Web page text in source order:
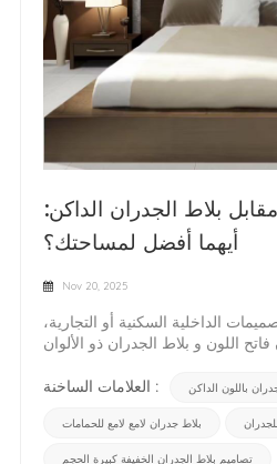
بلاط الجدران الداكن:
أيهما أفضل لمساحتك؟
Nov 20, 2025
الداخلية السكنية أو التجارية،
اللون و بلاط الجدران ذو الألوان
يمكن استخدام كلا الخيارين مع بلاط
يعتمد على حجم الغرفة، والإضاءة
العلامات الساخنة : باللون الداكن
بلاط جدران لامع لامع للحمامات
تصاميم بلاط الجدران الخفيفة كبيرة الحجم